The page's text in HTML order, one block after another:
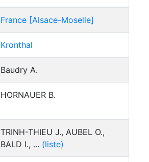
France [Alsace-Moselle]
Kronthal
Baudry A.
HORNAUER B.
TRINH-THIEU J., AUBEL O.,
BALD I., ... (liste)